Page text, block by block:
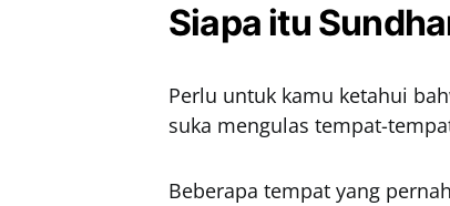
Siapa itu
Perlu untuk kamu ketahui
suka mengulas tempat-
Beberapa tempat yang